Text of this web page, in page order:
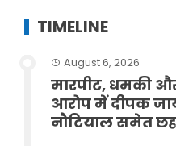
TIMELINE
August 6, 2026
मारपीट, धमकी
आरोप में दीपक
नौटियाल समेत